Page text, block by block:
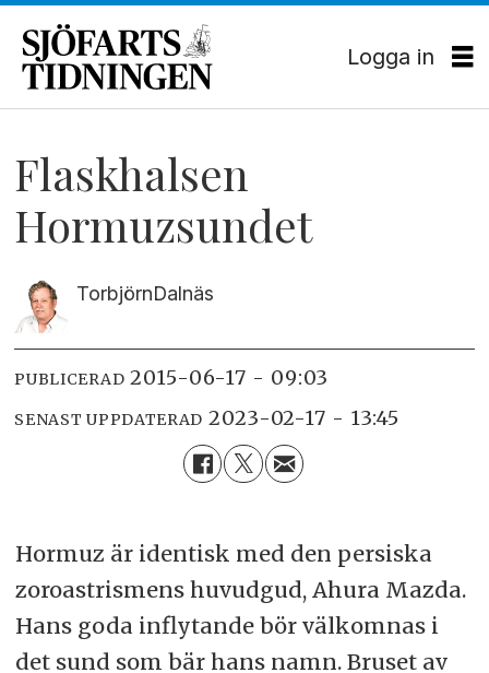
Logga in
Flaskhalsen
Hormuzsundet
TorbjörnDalnäs
PUBLICERAD 2015-06-17 - 09:03
SENAST UPPDATERAD 2023-02-17 - 13:45
Hormuz är identisk med den persiska
zoroastrismens huvudgud, Ahura Mazda.
Hans goda inflytande bör välkomnas i
det sund som bär hans namn. Bruset av